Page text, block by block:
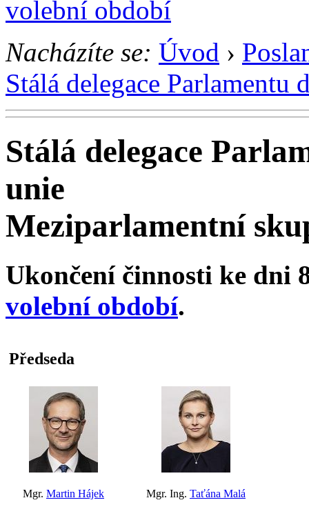
volební období
Nacházíte se: Úvod ›
Stálá delegace
Stálá delegace
unie
Meziparlamentní
Ukončení činnosti ke dni
volební období.
Předseda
Mgr. Martin Hájek Mgr. Ing. Taťána Malá